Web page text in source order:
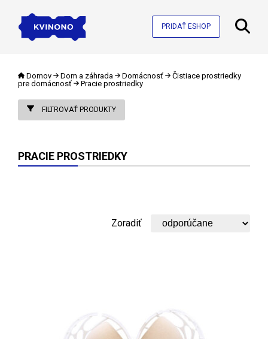
PRIDAŤ ESHOP
Domov Dom a záhrada Domácnosť
Čistiace prostriedky
pre domácnosť
Pracie prostriedky
FILTROVAŤ PRODUKTY
PRACIE PROSTRIEDKY
Zoradiť